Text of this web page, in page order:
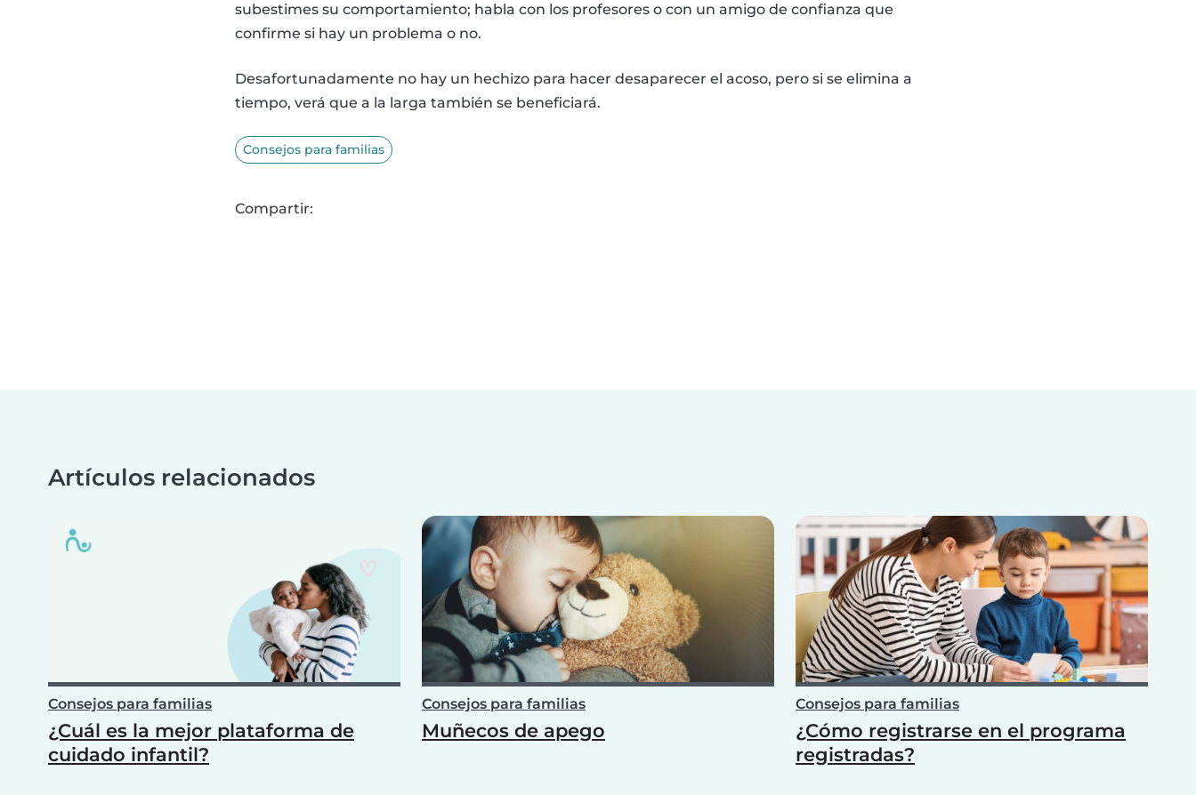
subestimes su comportamiento; habla con los profesores o con un amigo de confianza que
confirme si hay un problema o no.
Desafortunadamente no hay un hechizo para hacer desaparecer el acoso, pero si se elimina a
tiempo, verá que a la larga también se beneficiará.
Consejos para familias
Compartir:
Artículos relacionados
Consejos para familias
¿Cuál es la mejor plataforma de
cuidado infantil?
Consejos para familias
Muñecos de apego
Consejos para familias
¿Cómo registrarse en el programa
registradas?